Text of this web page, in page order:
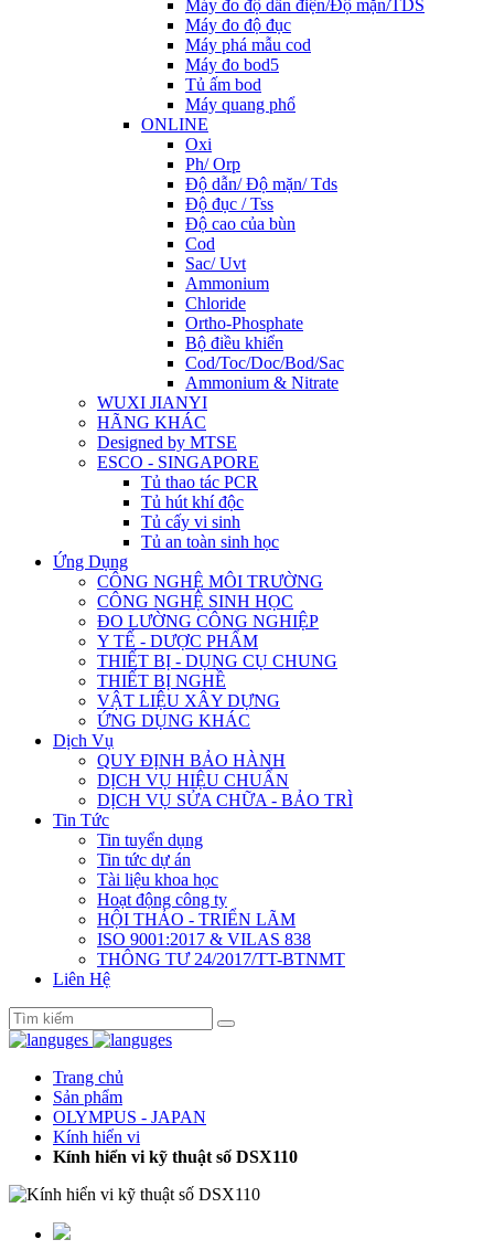
Máy đo độ dẫn điện/Độ mặn/TDS
Máy đo độ đục
Máy phá mẫu cod
Máy đo bod5
Tủ ấm bod
Máy quang phổ
ONLINE
Oxi
Ph/ Orp
Độ dẫn/ Độ mặn/ Tds
Độ đục / Tss
Độ cao của bùn
Cod
Sac/ Uvt
Ammonium
Chloride
Ortho-Phosphate
Bộ điều khiển
Cod/Toc/Doc/Bod/Sac
Ammonium & Nitrate
WUXI JIANYI
HÃNG KHÁC
Designed by MTSE
ESCO - SINGAPORE
Tủ thao tác PCR
Tủ hút khí độc
Tủ cấy vi sinh
Tủ an toàn sinh học
Ứng Dụng
CÔNG NGHỆ MÔI TRƯỜNG
CÔNG NGHỆ SINH HỌC
ĐO LƯỜNG CÔNG NGHIỆP
Y TẾ - DƯỢC PHẨM
THIẾT BỊ - DỤNG CỤ CHUNG
THIẾT BỊ NGHỀ
VẬT LIỆU XÂY DỰNG
ỨNG DỤNG KHÁC
Dịch Vụ
QUY ĐỊNH BẢO HÀNH
DỊCH VỤ HIỆU CHUẨN
DỊCH VỤ SỬA CHỮA - BẢO TRÌ
Tin Tức
Tin tuyển dụng
Tin tức dự án
Tài liệu khoa học
Hoạt động công ty
HỘI THẢO - TRIỂN LÃM
ISO 9001:2017 & VILAS 838
THÔNG TƯ 24/2017/TT-BTNMT
Liên Hệ
Trang chủ
Sản phẩm
OLYMPUS - JAPAN
Kính hiển vi
Kính hiển vi kỹ thuật số DSX110